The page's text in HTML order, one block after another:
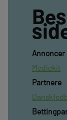
Annoncer
Mediekit
Partnere